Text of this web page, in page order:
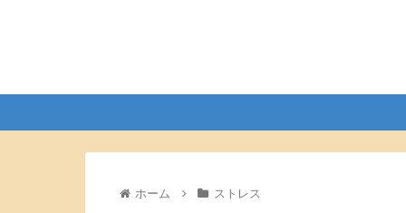
ホーム ストレス